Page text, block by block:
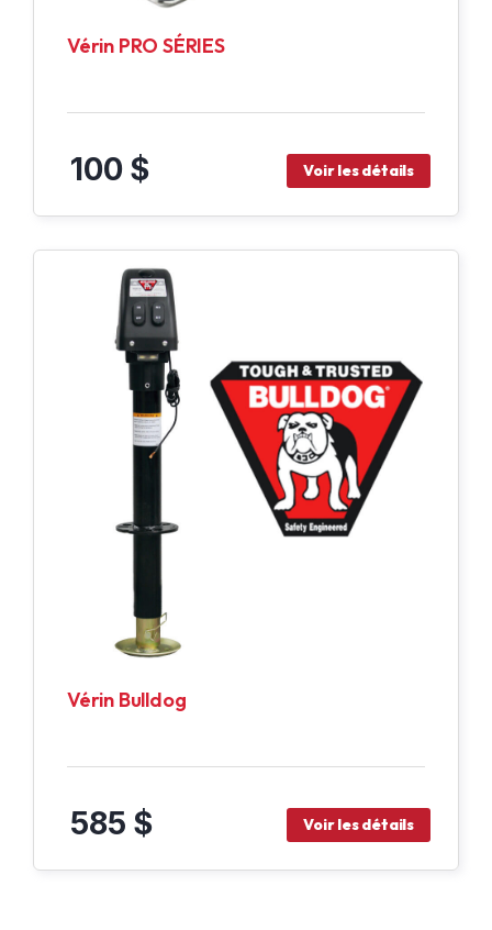
Vérin PRO SÉRIES
100 $ Voir les détails
Vérin Bulldog
585 $ Voir les détails